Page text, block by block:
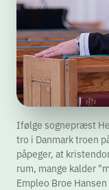
Ifølge sognepræst
tro i Danmark troen
påpeger, at
rum, mange kalder
Empleo Broe Hansen